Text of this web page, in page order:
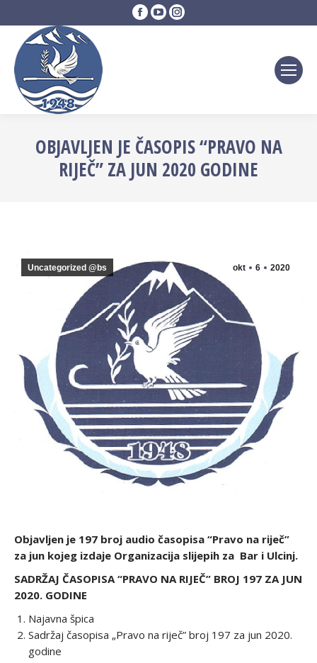
Facebook
page
YouTube
page
Instagram
page
OBJAVLJEN JE ČASOPIS “PRAVO NA
RIJEČ” ZA JUN 2020 GODINE
okt 6 2020
Uncategorized @bs
Objavljen je 197 broj audio časopisa “Pravo na riječ”
za jun kojeg izdaje Organizacija slijepih za Bar i Ulcinj.
SADRŽAJ ČASOPISA “PRAVO NA RIJEČ” BROJ 197 ZA JUN
2020. GODINE
Najavna špica
Sadržaj časopisa „Pravo na riječ” broj 197 za jun 2020.
godine